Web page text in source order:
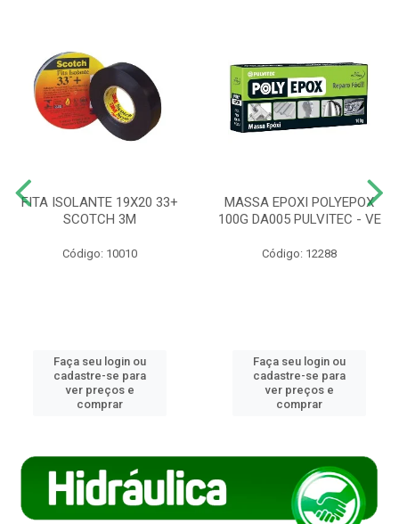
FITA ISOLANTE 19X20 33+
SCOTCH 3M
Código: 10010
Faça seu login ou
cadastre-se para
ver preços e
comprar
MASSA EPOXI POLYEPOX
100G DA005 PULVITEC - VE
Código: 12288
Faça seu login ou
cadastre-se para
ver preços e
comprar